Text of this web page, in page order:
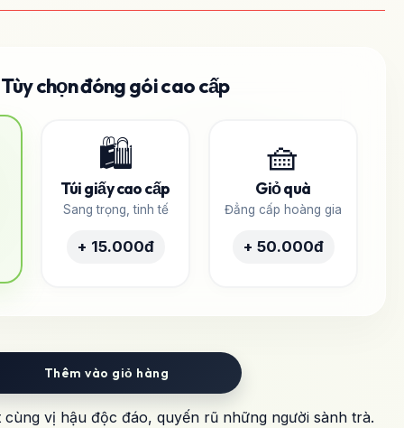
Tùy chọn đóng gói cao cấp
🛍️
Túi giấy cao cấp
Sang trọng, tinh tế
+ 15.000đ
🧺
Giỏ quà
Đẳng cấp hoàng gia
+ 50.000đ
Thêm vào giỏ hàng
vị hậu độc đáo, quyến rũ những người sành trà.